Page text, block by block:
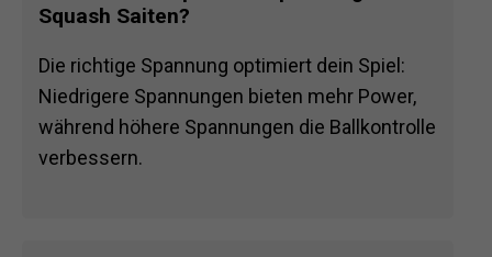
Squash Saiten?
Die richtige Spannung optimiert dein Spiel:
Niedrigere Spannungen bieten mehr Power,
während höhere Spannungen die Ballkontrolle
verbessern.